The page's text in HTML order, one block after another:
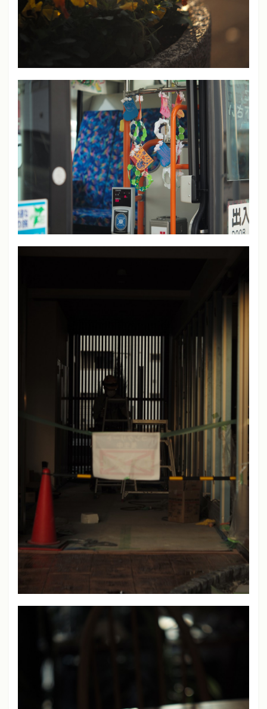
中
ソニーα7、α7 III
クリエイティブスタイル スタンダードモード